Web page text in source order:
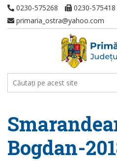
0230-575268
0230-575418
primaria_ostra@yahoo.com
Bogdan-